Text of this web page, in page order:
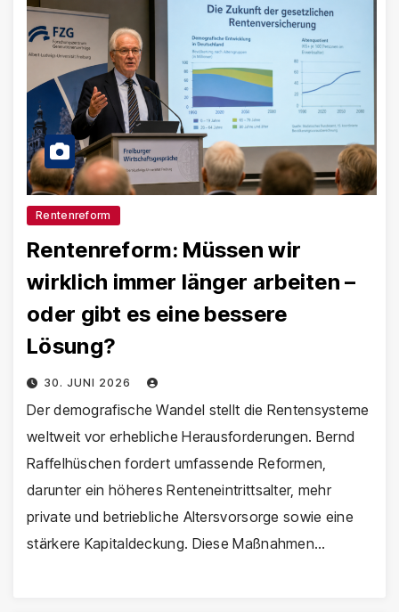
Rentenreform
Rentenreform: Müssen wir
wirklich immer länger arbeiten –
oder gibt es eine bessere
Lösung?
30. JUNI 2026
Der demografische Wandel stellt die Rentensysteme
weltweit vor erhebliche Herausforderungen. Bernd
Raffelhüschen fordert umfassende Reformen,
darunter ein höheres Renteneintrittsalter, mehr
private und betriebliche Altersvorsorge sowie eine
stärkere Kapitaldeckung. Diese Maßnahmen…